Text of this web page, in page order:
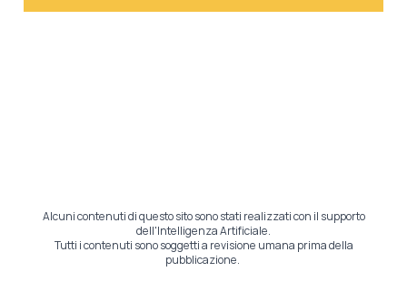
Alcuni contenuti di questo sito sono stati realizzati con il supporto
dell'Intelligenza Artificiale.
Tutti i contenuti sono soggetti a revisione umana prima della
pubblicazione.